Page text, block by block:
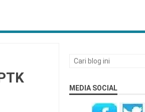
MEDIA SOCIAL